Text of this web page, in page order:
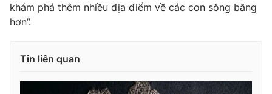
Photo
VTV Thể thao
khám phá thêm nhiều địa điểm về các con sông băng
hơn”.
Tin liên quan